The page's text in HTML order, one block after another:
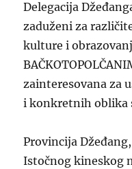
Delegacija
zaduženi za
kulture i
zainteresovana za
i konkretnih oblika
Provincija
Istočnog kineskog